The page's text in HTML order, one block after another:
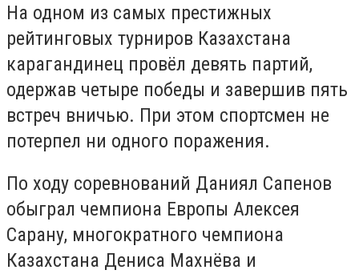
На одном из самых престижных
рейтинговых турниров Казахстана
карагандинец провёл девять партий,
одержав четыре победы и завершив пять
встреч вничью. При этом спортсмен не
потерпел ни одного поражения.
По ходу соревнований Даниял Сапенов
обыграл чемпиона Европы Алексея
Сарану, многократного чемпиона
Казахстана Дениса Махнёва и